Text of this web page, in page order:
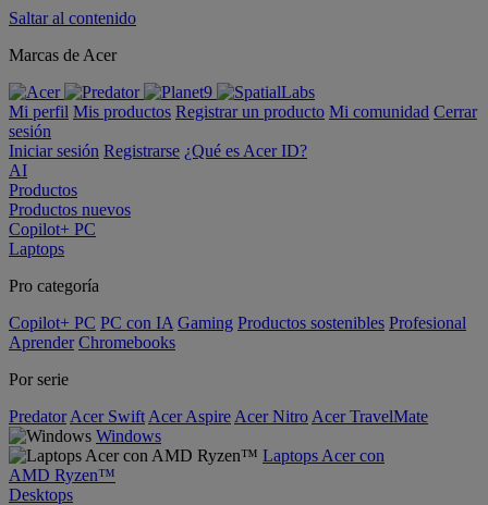
Saltar al contenido
Marcas de Acer
Mi perfil Mis productos Registrar un producto Mi comunidad Cerrar
sesión
Iniciar sesión Registrarse ¿Qué es Acer ID?
AI
Productos
Productos nuevos
Copilot+ PC
Laptops
Pro categoría
Copilot+ PC PC con IA Gaming Productos sostenibles Profesional
Aprender Chromebooks
Por serie
Predator Acer Swift Acer Aspire Acer Nitro Acer TravelMate
Windows
Laptops Acer con
AMD Ryzen™
Desktops